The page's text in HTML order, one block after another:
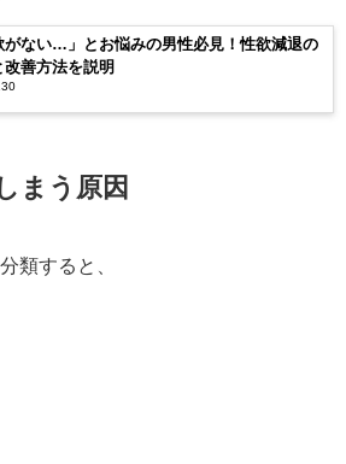
がない…」とお悩みの男性必見！性欲減退の
改善方法を説明
まう原因
類すると、